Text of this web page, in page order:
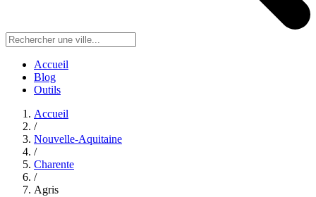
Accueil
Blog
Outils
Accueil
/
Nouvelle-Aquitaine
/
Charente
/
Agris